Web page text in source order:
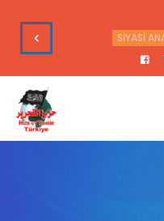
28
Çıkarlarına Hizmet Ediyor
SİYASİ